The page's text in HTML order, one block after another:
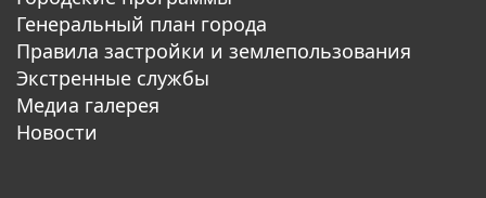
Генеральный план города
Правила застройки и землепользования
Экстренные службы
Медиа галерея
Новости